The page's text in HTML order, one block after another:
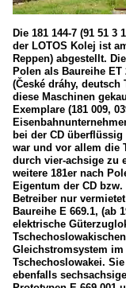
Die 181 144-7 (91 51 3
der LOTOS Kolej ist
Reppen) abgestellt.
Polen als Baureihe
(České dráhy, deutsch
diese Maschinen
Exemplare (181 009,
bei der CD
war und vor allem die
durch vier-achsige zu
weitere 181er nach
Eigentum der CD
Betreiber nur
Baureihe E 669.1, (ab
elektrische
Gleichstromsystem
Tschechoslowakei.
ebenfalls